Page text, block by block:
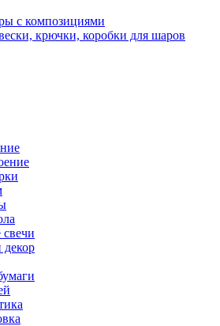
с композициями
крючки, коробки для шаров